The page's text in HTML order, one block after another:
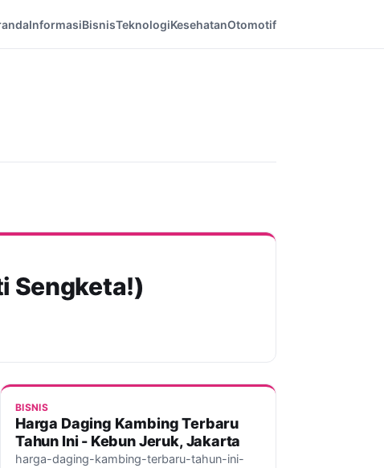
InformasiBisnisTeknologiKesehatanOtomotif
Sengketa!)
BISNIS
Harga Daging Kambing Terbaru
Tahun Ini - Kebun Jeruk, Jakarta
harga-daging-kambing-terbaru-tahun-ini-